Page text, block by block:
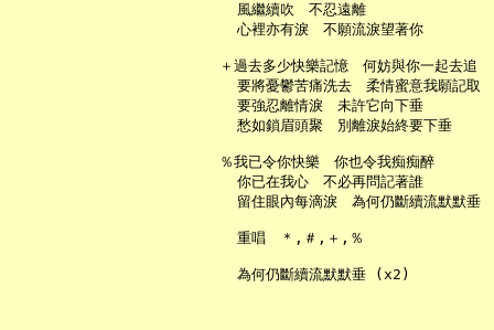
     風繼續吹　不忍遠離
     心裡亦有淚　不願流淚望著你
   ＋過去多少快樂記憶　何妨與你一起去追
     要將憂鬱苦痛洗去　柔情蜜意我願記取
     要強忍離情淚　未許它向下垂
     愁如鎖眉頭聚　別離淚始終要下垂
   ％我已令你快樂　你也令我痴痴醉
     你已在我心　不必再問記著誰
     留住眼內每滴淚　為何仍斷續流默默垂
     重唱　＊,＃,＋,％